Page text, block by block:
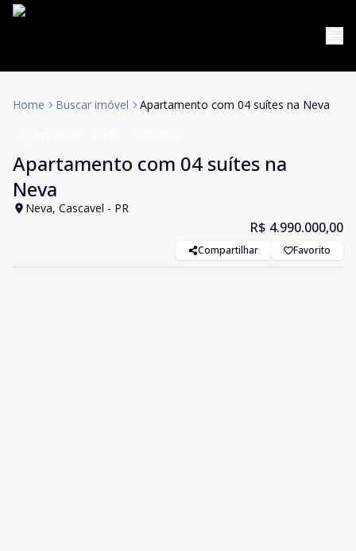
Home Buscar imóvel Apartamento com 04 suítes na Neva
Apartamento com 04 suítes na
Neva
Neva, Cascavel - PR
R$ 4.990.000,00
Compartilhar Favorito